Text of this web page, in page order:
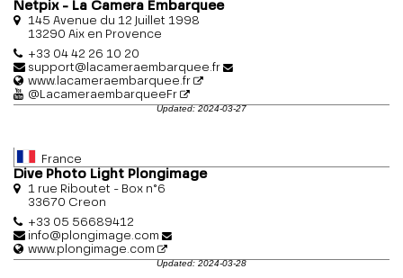
Netpix - La Camera Embarquee
145 Avenue du 12 Juillet 1998
13290 Aix en Provence
+33 04 42 26 10 20
support@lacameraembarquee.fr
www.lacameraembarquee.fr
@LacameraembarqueeFr
Updated: 2024-03-27
France
Dive Photo Light Plongimage
1 rue Riboutet - Box n°6
33670 Creon
+33 05 56689412
info@plongimage.com
www.plongimage.com
Updated: 2024-03-28